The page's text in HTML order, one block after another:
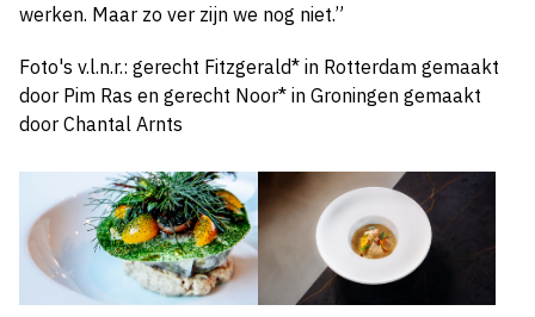
werken. Maar zo ver zijn we nog niet.”
Foto's v.l.n.r.: gerecht Fitzgerald* in Rotterdam gemaakt
door Pim Ras en gerecht Noor* in Groningen gemaakt
door Chantal Arnts